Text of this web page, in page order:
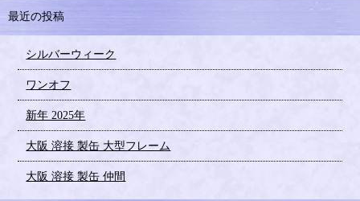
最近の投稿
シルバーウィーク
ワンオフ
新年 2025年
大阪 溶接 製缶 大型フレーム
大阪 溶接 製缶 仲間